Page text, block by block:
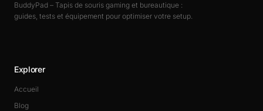
BuddyPad – Tapis de souris gaming et bureautique :
guides, tests et équipement pour optimiser votre setup.
Explorer
Accueil
Blog